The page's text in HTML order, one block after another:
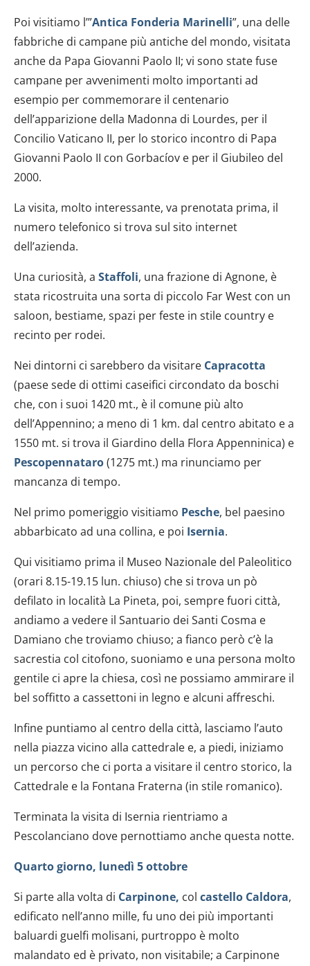
Poi visitiamo l’”Antica Fonderia Marinelli”, una delle
fabbriche di campane più antiche del mondo, visitata
anche da Papa Giovanni Paolo II; vi sono state fuse
campane per avvenimenti molto importanti ad
esempio per commemorare il centenario
dell’apparizione della Madonna di Lourdes, per il
Concilio Vaticano II, per lo storico incontro di Papa
Giovanni Paolo II con Gorbacíov e per il Giubileo del
2000.
La visita, molto interessante, va prenotata prima, il
numero telefonico si trova sul sito internet
dell’azienda.
Una curiosità, a Staffoli, una frazione di Agnone, è
stata ricostruita una sorta di piccolo Far West con un
saloon, bestiame, spazi per feste in stile country e
recinto per rodei.
Nei dintorni ci sarebbero da visitare Capracotta
(paese sede di ottimi caseifici circondato da boschi
che, con i suoi 1420 mt., è il comune più alto
dell’Appennino; a meno di 1 km. dal centro abitato e a
1550 mt. si trova il Giardino della Flora Appenninica) e
Pescopennataro(1275 mt.) ma rinunciamo per
mancanza di tempo.
Nel primo pomeriggio visitiamo Pesche, bel paesino
abbarbicato ad una collina, e poi Isernia.
Qui visitiamo prima il Museo Nazionale del Paleolitico
(orari 8.15-19.15 lun. chiuso) che si trova un pò
defilato in località La Pineta, poi, sempre fuori città,
andiamo a vedere il Santuario dei Santi Cosma e
Damiano che troviamo chiuso; a fianco però c’è la
sacrestia col citofono, suoniamo e una persona molto
gentile ci apre la chiesa, così ne possiamo ammirare il
bel soffitto a cassettoni in legno e alcuni affreschi.
Infine puntiamo al centro della città, lasciamo l’auto
nella piazza vicino alla cattedrale e, a piedi, iniziamo
un percorso che ci porta a visitare il centro storico, la
Cattedrale e la Fontana Fraterna (in stile romanico).
Terminata la visita di Isernia rientriamo a
Pescolanciano dove pernottiamo anche questa notte.
Quarto giorno, lunedì 5 ottobre
Si parte alla volta di Carpinone, col castello Caldora,
edificato nell’anno mille, fu uno dei più importanti
baluardi guelfi molisani, purtroppo è molto
malandato ed è privato, non visitabile; a Carpinone